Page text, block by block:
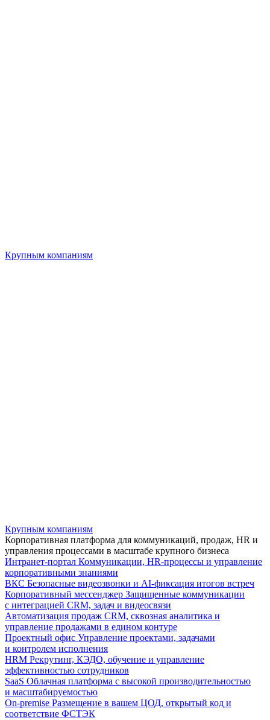
Крупным компаниям
Крупным компаниям
Корпоративная платформа для коммуникаций, продаж, HR и
управления процессами в масштабе крупного бизнеса
Интранет-портал Коммуникации, HR-процессы и управление
корпоративными знаниями
ВКС Безопасные видеозвонки и AI-фиксация итогов встреч
Корпоративный мессенджер Защищенные коммуникации
с интеграцией CRM, задач и видеосвязи
Автоматизация продаж CRM, сквозная аналитика и
управление продажами в едином контуре
Проектный офис Управление проектами, задачами
и контролем исполнения
HRM Рекрутинг, КЭДО, обучение и управление
эффективностью сотрудников
SaaS Облачная платформа с высокой производительностью
и масштабируемостью
On-premise Размещение в вашем ЦОД, открытый код и
соответствие ФСТЭК